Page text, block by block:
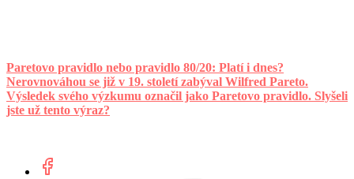
Paretovo pravidlo nebo pravidlo 80/20: Platí i dnes?
Nerovnováhou se již v 19. století zabýval Wilfred Pareto.
Výsledek svého výzkumu označil jako Paretovo pravidlo. Slyšeli
jste už tento výraz?